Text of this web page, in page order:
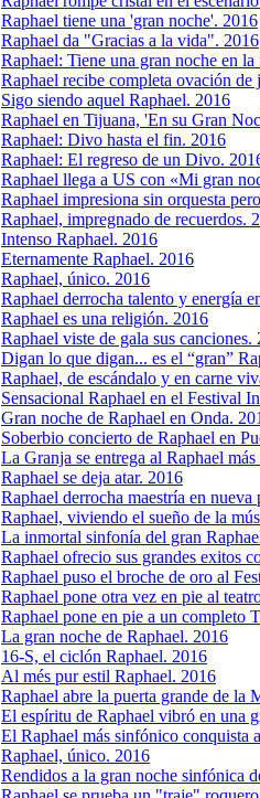
Raphael tiene una 'gran noche'. 2016
Raphael da "Gracias a la vida". 2016
Raphael: Tiene una gran noche en
Raphael recibe completa ovación de
Sigo siendo aquel Raphael. 2016
Raphael en Tijuana, 'En su Gran
Raphael: Divo hasta el fin. 2016
Raphael: El regreso de un Divo.
Raphael llega a US con «Mi gran
Raphael impresiona sin orquesta
Raphael, impregnado de recuerdos.
Intenso Raphael. 2016
Eternamente Raphael. 2016
Raphael, único. 2016
Raphael derrocha talento y energía
Raphael es una religión. 2016
Raphael viste de gala sus canciones.
Digan lo que digan... es el “gran”
Raphael, de escándalo y en carne
Sensacional Raphael en el Festival
Gran noche de Raphael en Onda.
Soberbio concierto de Raphael en
La Granja se entrega al Raphael
Raphael se deja atar. 2016
Raphael derrocha maestría en
Raphael, viviendo el sueño de la
La inmortal sinfonía del gran
Raphael ofrecio sus grandes exitos
Raphael puso el broche de oro al
Raphael pone otra vez en pie al
Raphael pone en pie a un completo
La gran noche de Raphael. 2016
16-S, el ciclón Raphael. 2016
Al més pur estil Raphael. 2016
Raphael abre la puerta grande de la
El espíritu de Raphael vibró en una
El Raphael más sinfónico conquista
Raphael, único. 2016
Rendidos a la gran noche sinfónica